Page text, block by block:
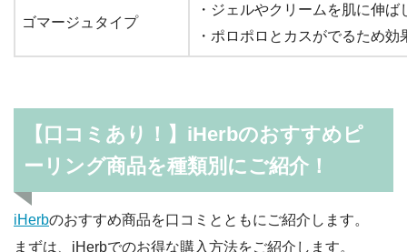
ゴマージュタイプ
・ジェルやクリームを肌に伸
・ポロポロとカスがでるため
【口コミあり！】iHerbのおすすめピ
ーリング商品を種類別にご紹介！
iHerbのおすすめ商品を口コミとともにご紹介します。
まずは、iHerbでのお得な購入方法をご紹介します。